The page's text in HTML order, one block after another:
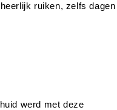
ruiken, zelfs dagen
werd met deze